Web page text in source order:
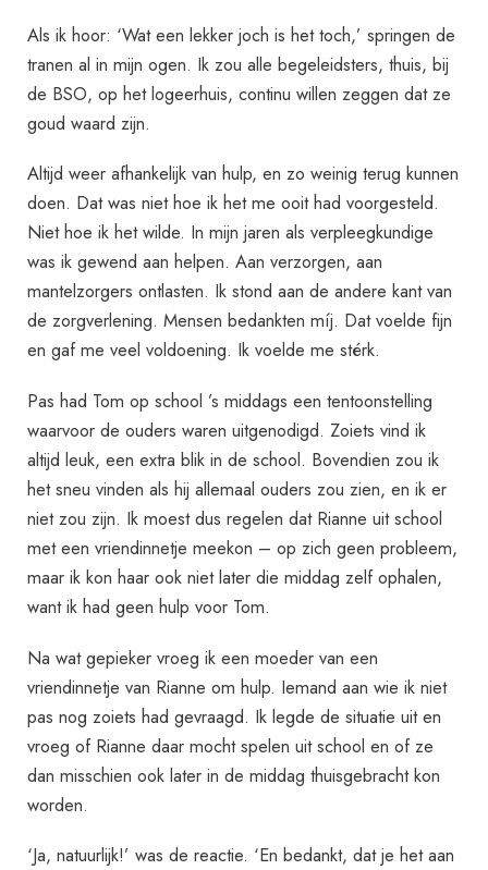
Als ik hoor: ‘Wat een lekker joch is het toch,’ springen de
tranen al in mijn ogen. Ik zou alle begeleidsters, thuis, bij
de BSO, op het logeerhuis, continu willen zeggen dat ze
goud waard zijn.
Altijd weer afhankelijk van hulp, en zo weinig terug kunnen
doen. Dat was niet hoe ik het me ooit had voorgesteld.
Niet hoe ik het wilde. In mijn jaren als verpleegkundige
was ik gewend aan helpen. Aan verzorgen, aan
mantelzorgers ontlasten. Ik stond aan de andere kant van
de zorgverlening. Mensen bedankten míj. Dat voelde fijn
en gaf me veel voldoening. Ik voelde me stérk.
Pas had Tom op school ’s middags een tentoonstelling
waarvoor de ouders waren uitgenodigd. Zoiets vind ik
altijd leuk, een extra blik in de school. Bovendien zou ik
het sneu vinden als hij allemaal ouders zou zien, en ik er
niet zou zijn. Ik moest dus regelen dat Rianne uit school
met een vriendinnetje meekon – op zich geen probleem,
maar ik kon haar ook niet later die middag zelf ophalen,
want ik had geen hulp voor Tom.
Na wat gepieker vroeg ik een moeder van een
vriendinnetje van Rianne om hulp. Iemand aan wie ik niet
pas nog zoiets had gevraagd. Ik legde de situatie uit en
vroeg of Rianne daar mocht spelen uit school en of ze
dan misschien ook later in de middag thuisgebracht kon
worden.
‘Ja, natuurlijk!’ was de reactie. ‘En bedankt, dat je het aan